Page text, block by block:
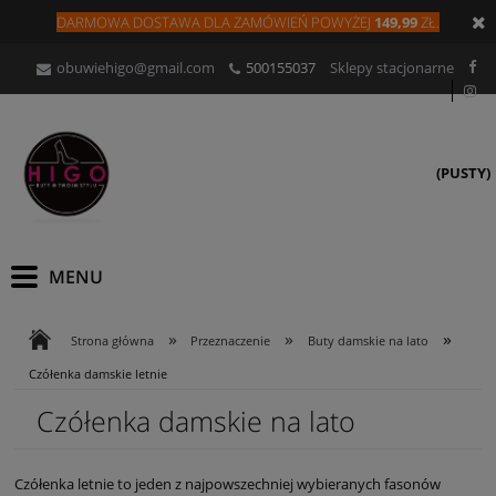
DARMOWA DOSTAWA DLAZAMÓWIEŃ POWYŻEJ 149,99ZŁ.
obuwiehigo@gmail.com 500155037 Sklepy stacjonarne
(PUSTY)
Strona główna » Przeznaczenie » Buty damskie na lato »
Czółenka damskie letnie
Czółenka damskie na lato
Czółenka letnie to jeden z najpowszechniej wybieranych fasonów